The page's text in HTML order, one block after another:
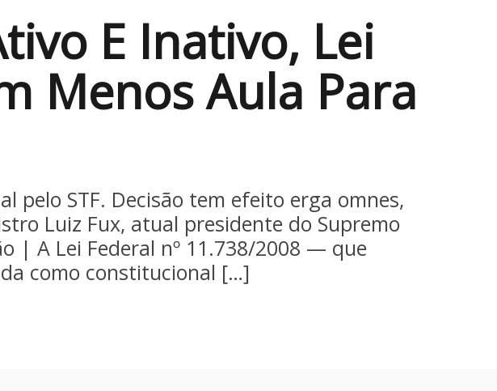
E Inativo, Lei
Menos Aula Para
pelo STF. Decisão tem efeito erga omnes,
Luiz Fux, atual presidente do Supremo
| A Lei Federal nº 11.738/2008 — que
como constitucional […]